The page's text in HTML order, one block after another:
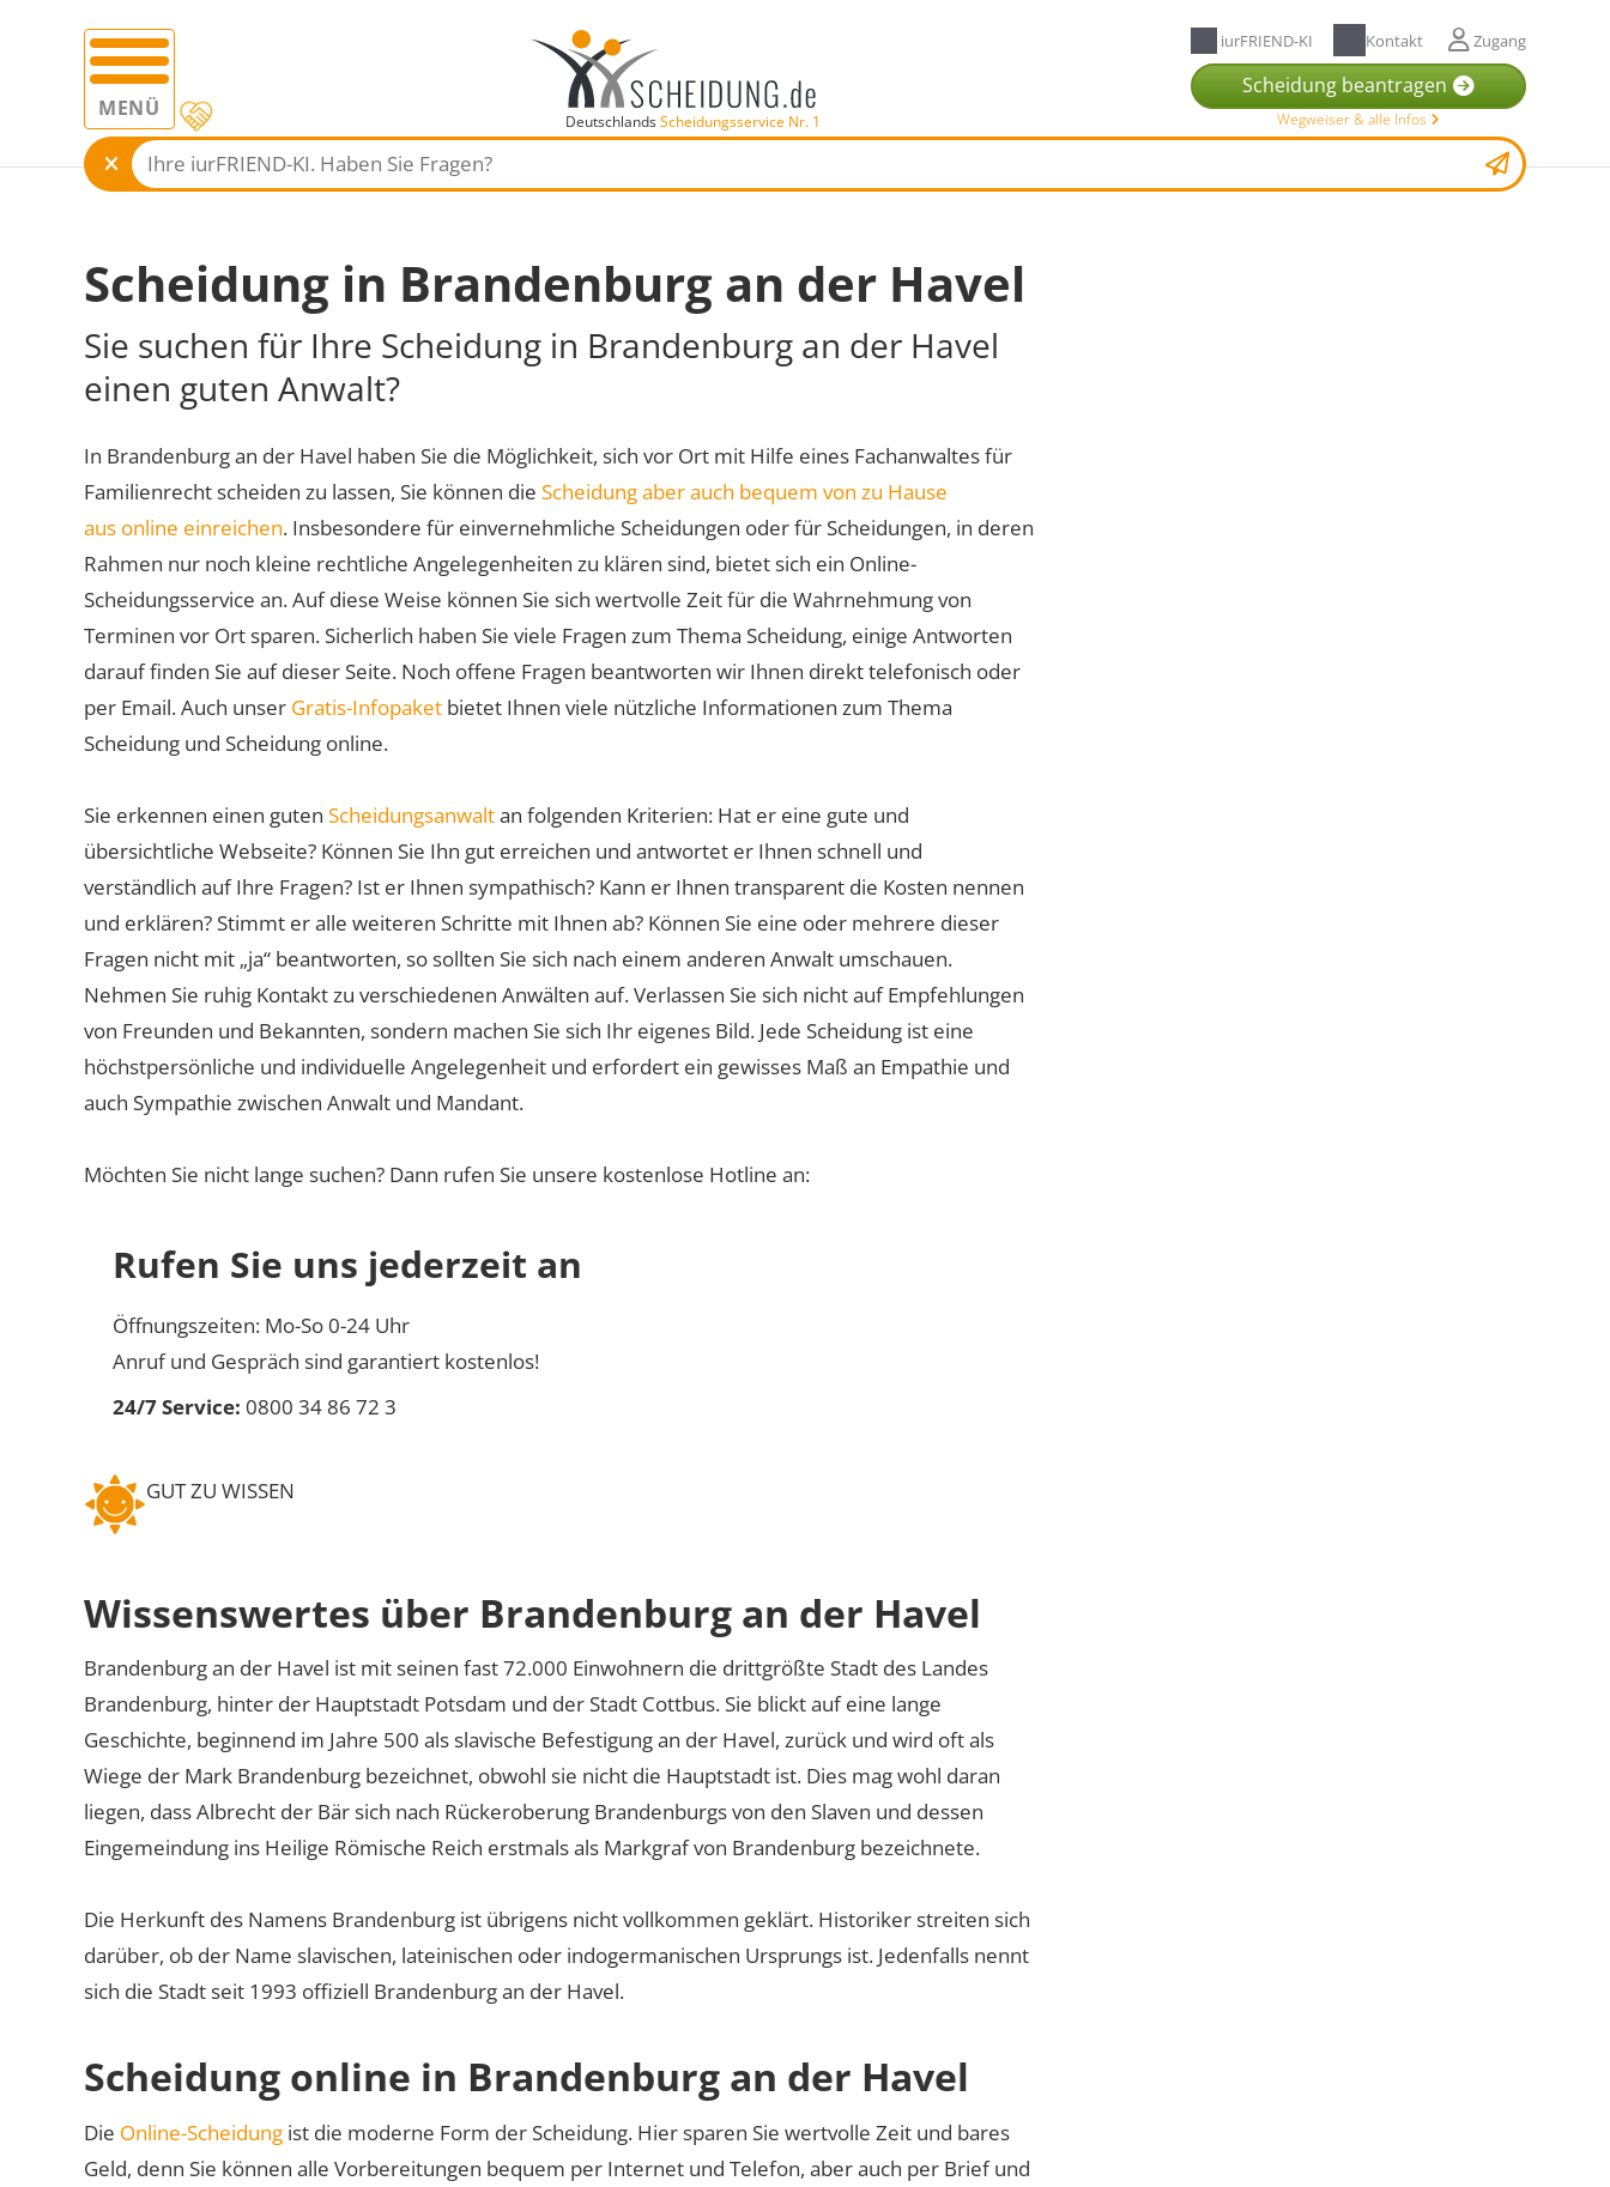
MENÜ DeutschlandsScheidungsservice Nr. 1
iurFRIEND-KI Kontakt Zugang
Scheidung beantragen
Wegweiser & alle Infos
Scheidung in Brandenburg an der Havel
Sie suchen für Ihre Scheidung in Brandenburg an der Havel
einen guten Anwalt?
In Brandenburg an der Havel haben Sie die Möglichkeit, sich vor Ort mit Hilfe eines Fachanwaltes für
Familienrecht scheiden zu lassen, Sie können die Scheidung aber auch bequem von zu Hause
aus online einreichen. Insbesondere für einvernehmliche Scheidungen oder für Scheidungen, in deren
Rahmen nur noch kleine rechtliche Angelegenheiten zu klären sind, bietet sich ein Online-
Scheidungsservice an. Auf diese Weise können Sie sich wertvolle Zeit für die Wahrnehmung von
Terminen vor Ort sparen. Sicherlich haben Sie viele Fragen zum Thema Scheidung, einige Antworten
darauf finden Sie auf dieser Seite. Noch offene Fragen beantworten wir Ihnen direkt telefonisch oder
per Email. Auch unser Gratis-Infopaket bietet Ihnen viele nützliche Informationen zum Thema
Scheidung und Scheidung online.
Sie erkennen einen guten Scheidungsanwaltan folgenden Kriterien: Hat er eine gute und
übersichtliche Webseite? Können Sie Ihn gut erreichen und antwortet er Ihnen schnell und
verständlich auf Ihre Fragen? Ist er Ihnen sympathisch? Kann er Ihnen transparent die Kosten nennen
und erklären? Stimmt er alle weiteren Schritte mit Ihnen ab? Können Sie eine oder mehrere dieser
Fragen nicht mit „ja“ beantworten, so sollten Sie sich nach einem anderen Anwalt umschauen.
Nehmen Sie ruhig Kontakt zu verschiedenen Anwälten auf. Verlassen Sie sich nicht auf Empfehlungen
von Freunden und Bekannten, sondern machen Sie sich Ihr eigenes Bild. Jede Scheidung ist eine
höchstpersönliche und individuelle Angelegenheit und erfordert ein gewisses Maß an Empathie und
auch Sympathie zwischen Anwalt und Mandant.
Möchten Sie nicht lange suchen? Dann rufen Sie unsere kostenlose Hotline an:
Rufen Sie uns jederzeit an
Öffnungszeiten: Mo-So 0-24 Uhr
Anruf und Gespräch sind garantiert kostenlos!
24/7 Service: 0800 34 86 72 3
GUT ZU WISSEN
Wissenswertes über Brandenburg an der Havel
Brandenburg an der Havel ist mit seinen fast 72.000 Einwohnern die drittgrößte Stadt des Landes
Brandenburg, hinter der Hauptstadt Potsdam und der Stadt Cottbus. Sie blickt auf eine lange
Geschichte, beginnend im Jahre 500 als slavische Befestigung an der Havel, zurück und wird oft als
Wiege der Mark Brandenburg bezeichnet, obwohl sie nicht die Hauptstadt ist. Dies mag wohl daran
liegen, dass Albrecht der Bär sich nach Rückeroberung Brandenburgs von den Slaven und dessen
Eingemeindung ins Heilige Römische Reich erstmals als Markgraf von Brandenburg bezeichnete.
Die Herkunft des Namens Brandenburg ist übrigens nicht vollkommen geklärt. Historiker streiten sich
darüber, ob der Name slavischen, lateinischen oder indogermanischen Ursprungs ist. Jedenfalls nennt
sich die Stadt seit 1993 offiziell Brandenburg an der Havel.
Scheidung online in Brandenburg an der Havel
Die Online-Scheidung ist die moderne Form der Scheidung. Hier sparen Sie wertvolle Zeit und bares
Geld, denn Sie können alle Vorbereitungen bequem per Internet und Telefon, aber auch per Brief und